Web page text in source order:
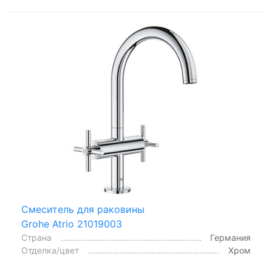
Смеситель для раковины
Grohe Atrio 21019003
Страна
Германия
Отделка/цвет
Хром